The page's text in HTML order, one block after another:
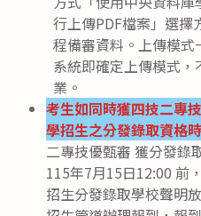
行上傳PDF檔案」選擇
程備審資料。上傳模
系統即確定上傳模式
業。
考生如同時獲四技二專
學招生之分發錄取資格
二專技優甄審 獲分發錄
115年7月15日12:00 前
招生分發錄取學校聲明